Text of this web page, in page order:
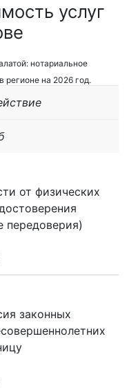
услуг
нотариальное
регионе на 2026 год.
от физических
передоверия)
законных